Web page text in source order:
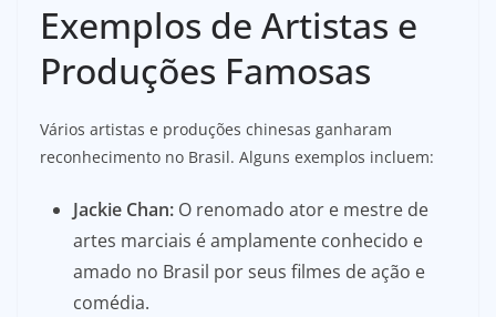
Exemplos de Artistas e
Produções Famosas
Vários artistas e produções chinesas ganharam
reconhecimento no Brasil. Alguns exemplos incluem:
Jackie Chan: O renomado ator e mestre de
artes marciais é amplamente conhecido e
amado no Brasil por seus filmes de ação e
comédia.